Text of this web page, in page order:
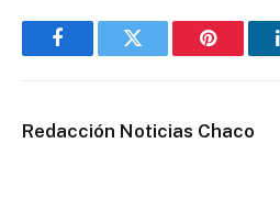
FacebookTwitter Pinterest
Redacción Noticias Chaco